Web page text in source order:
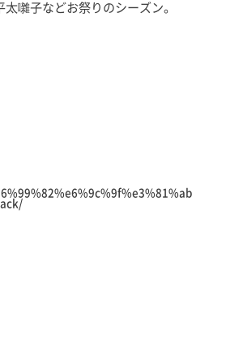
囃子などお祭りのシーズン。